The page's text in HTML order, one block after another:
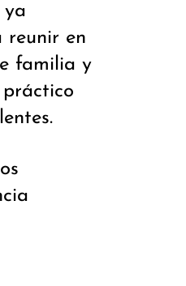
ya
reunir en
familia y